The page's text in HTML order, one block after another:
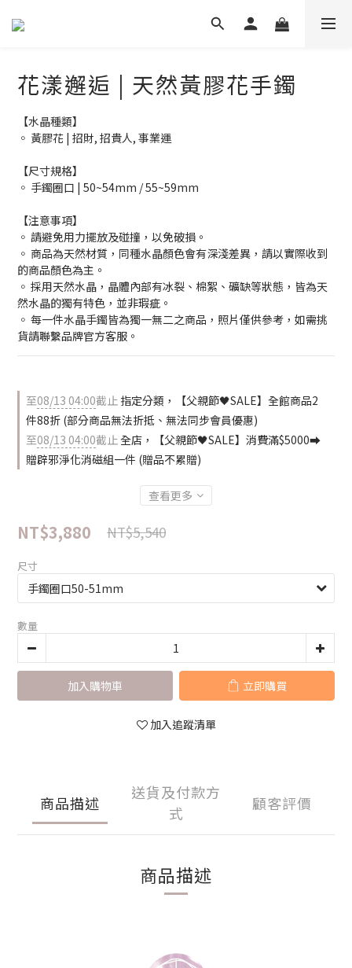
花漾邂逅 | 天然黃膠花手鐲
【水晶種類】
◦ 黃膠花 | 招財, 招貴人, 事業運
【尺寸規格】
◦ 手鐲圈口 | 50~54mm / 55~59mm
【注意事項】
◦ 請避免用力擺放及碰撞，以免破損。
◦ 商品為天然材質，同種水晶顏色會有深淺差異，請以實際收到
的商品顏色為主。
◦ 採用天然水晶，晶體內部有冰裂、棉絮、礦缺等狀態，皆為天
然水晶的獨有特色，並非瑕疵。
◦ 每一件水晶手鐲皆為獨一無二之商品，照片僅供參考，如需挑
貨請聯繫品牌官方客服。
至08/13 04:00截止 指定分類，【父親節🖤SALE】全館商品2
件88折 (部分商品無法折抵、無法同步會員優惠)
至08/13 04:00截止全店，【父親節🖤SALE】消費滿$5000⮕
贈辟邪淨化消磁組一件 (贈品不累贈)
查看更多
NT$3,880 NT$5,540
尺寸
數量
加入購物車 立即購買
加入追蹤清單
商品描述
送貨及付款方
式
顧客評價
商品描述